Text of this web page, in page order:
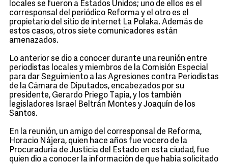
locales se fueron a Estados Unidos; uno de ellos es el
corresponsal del periódico Reforma y el otro es el
propietario del sitio de internet La Polaka. Además de
estos casos, otros siete comunicadores están
amenazados.
Lo anterior se dio a conocer durante una reunión entre
periodistas locales y miembros de la Comisión Especial
para dar Seguimiento a las Agresiones contra Periodistas
de la Cámara de Diputados, encabezados por su
presidente, Gerardo Priego Tapia, y los también
legisladores Israel Beltrán Montes y Joaquín de los
Santos.
En la reunión, un amigo del corresponsal de Reforma,
Horacio Nájera, quien hace años fue vocero de la
Procuraduría de Justicia del Estado en esta ciudad, fue
quien dio a conocer la información de que había solicitado